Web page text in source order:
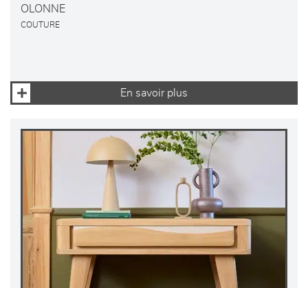
OLONNE
COUTURE
En savoir plus